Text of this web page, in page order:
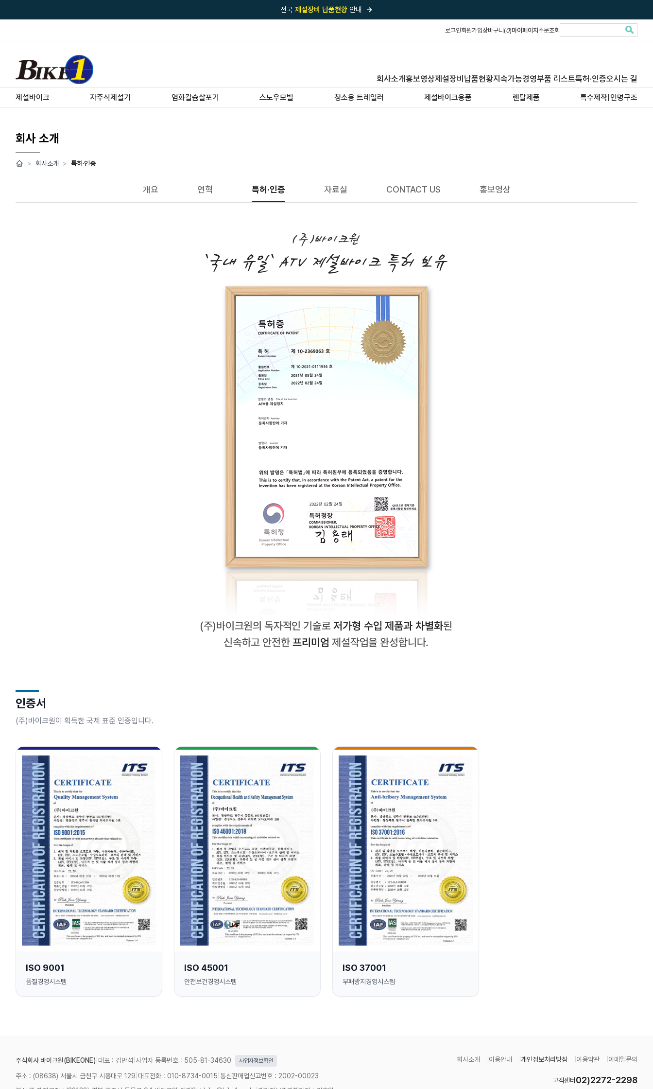
전국 제설장비 납품현황 안내 →
'국내 유일'의 특허 제설 시스템보유기업
전국이 선택한제설·다목적 장비 전문기업
로그인회원가입장바구니(0)마이페이지 주문조회
회사소개홍보영상제설장비납품현황지속가능경영부품 리스트특허·인증오시는 길
제설바이크 자주식제설기 염화칼슘살포기 스노우모빌 청소용 트레일러 제설바이크용품 렌탈제품 특수제작|인명구조
회사 소개
> 회사소개 > 특허·인증
개요 연혁 특허·인증 자료실 CONTACT US 홍보영상
인증서
(주)바이크원이 획득한 국제 표준 인증입니다.
ISO 9001
품질경영시스템
ISO 45001
안전보건경영시스템
ISO 37001
부패방지경영시스템
주식회사 바이크원(BIKEONE) 대표 : 김만석 사업자 등록번호 : 505-81-34630 사업자정보확인
주소 : (08638) 서울시 금천구 시흥대로 129 대표전화 : 010-8734-0015 통신판매업신고번호 : 2002-00023
회사소개 이용안내 개인정보처리방침 이용약관 이메일문의
고객센터 02)2272-2298